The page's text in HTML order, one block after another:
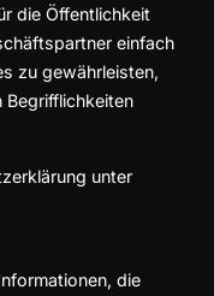
die Öffentlichkeit
einfach
zu gewährleisten,
unter
die